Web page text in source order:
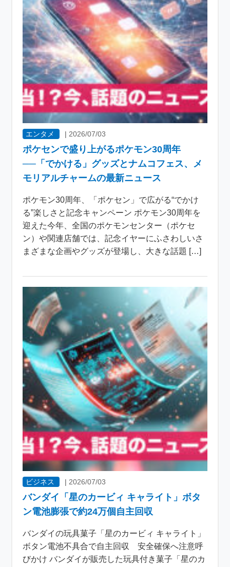
エンタメ | 2026/07/03
ポケセンで盛り上がるポケモン30周年
──「でかける」グッズとナムコフェス、メ
モリアルチャームの最新ニュース
ポケモン30周年、「ポケセン」で広がる“でかけ
る”楽しさと記念キャンペーン ポケモン30周年を
迎えた今年、全国のポケモンセンター（ポケセ
ン）や関連店舗では、記念イヤーにふさわしいさ
まざまな企画やグッズが登場し、大きな話題 […]
ビジネス |2026/07/03
バンダイ「星のカービィ キャライト」ボタ
ン電池膨張で約24万個自主回収
バンダイの玩具菓子「星のカービィ キャライト」
ボタン電池不具合で自主回収 安全確保へ注意呼
びかけ バンダイが販売した玩具付き菓子「星のカ